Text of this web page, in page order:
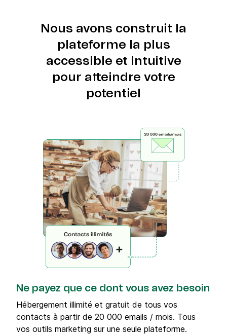
Nous avons construit la
plateforme la plus
accessible et intuitive
pour atteindre votre
potentiel
Ne payez que ce dont vous avez besoin
Hébergement illimité et gratuit de tous vos
contacts à partir de 20 000 emails / mois. Tous
vos outils marketing sur une seule plateforme.